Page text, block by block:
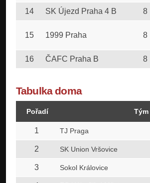
14 SK Újezd Praha 4 B 8
15 1999 Praha 8
16 ČAFC Praha B 8
Tabulka doma
Pořadí Tým
1 TJ Praga
2 SK Union Vršovice
3 Sokol Královice